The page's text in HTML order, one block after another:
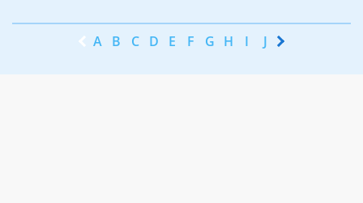
A B C D E F G H I J K